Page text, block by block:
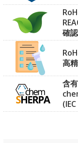
確
高
含